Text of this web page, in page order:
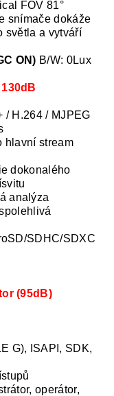
FOV 81°
snímače dokáže
světla a vytváří
ON) B/W: 0Lux
/ H.264 / MJPEG
hlavní stream
dokonalého
analýza
SDHC/SDXC
(95dB)
G), ISAPI, SDK,
operátor,